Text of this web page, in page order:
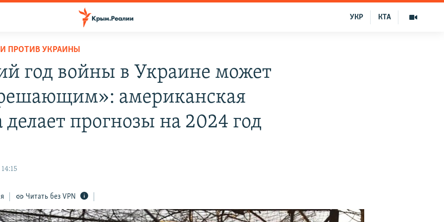
КТА
УКР
ПРОТИВ УКРАИНЫ
год войны в Украине может
американская
делает прогнозы на 2024 год
Читать без VPN